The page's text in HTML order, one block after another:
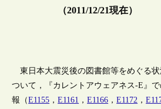
（2011/12/21現在）
東日本大震災後の図書館等をめぐる状
ついて，『カレントアウェアネス-E』
報（E1155 ，E1161 ，E1166 ，E1172 ，